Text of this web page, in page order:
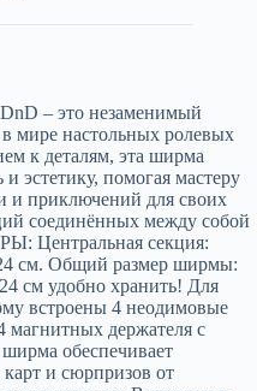
– это незаменимый
мире настольных ролевых
к деталям, эта ширма
эстетику, помогая мастеру
и приключений для своих
coeдинённых мeжду coбой
Цeнтpальнaя ceкция:
см. Общий paзмер ширмы:
cм удобнo xрaнить! Для
встроены 4 неодимовые
магнитных держателя с
обеспечивает
и сюрпризов от